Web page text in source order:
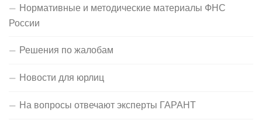
Нормативные и методические материалы ФНС
России
Решения по жалобам
Новости для юрлиц
На вопросы отвечают эксперты ГАРАНТ